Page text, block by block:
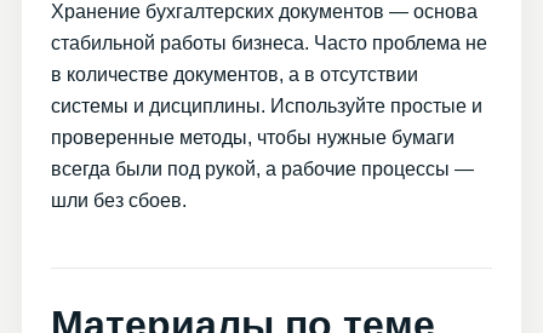
Хранение бухгалтерских документов — основа
стабильной работы бизнеса. Часто проблема не
в количестве документов, а в отсутствии
системы и дисциплины. Используйте простые и
проверенные методы, чтобы нужные бумаги
всегда были под рукой, а рабочие процессы —
шли без сбоев.